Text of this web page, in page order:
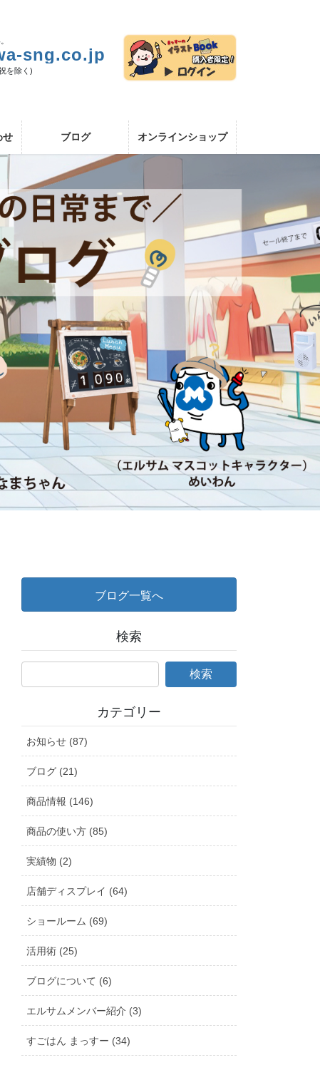
sng.co.jp
を除く)
せ ブログ オンラインショップ
ブログ一覧へ
検索
カテゴリー
お知らせ (87)
ブログ (21)
商品情報 (146)
商品の使い方 (85)
実績物 (2)
店舗ディスプレイ (64)
ショールーム (69)
活用術 (25)
ブログについて (6)
エルサムメンバー紹介 (3)
すごはん まっすー (34)